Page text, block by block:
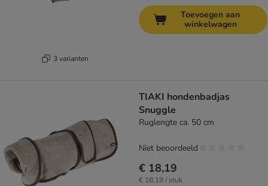
3 varianten
Toevoegen aan
winkelwagen
TIAKI hondenbadjas
Snuggle
Ruglengte ca. 50 cm
€ 18,19
€ 18,19 / stuk
Niet beoordeeld